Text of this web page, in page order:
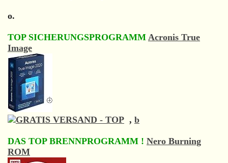
o.
TOP SICHERUNGSPROGRAMM Acronis True
Image
, b
DAS TOP BRENNPROGRAMM ! Nero Burning
ROM